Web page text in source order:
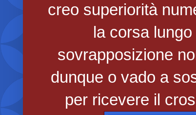
creo superiorità
la corsa
sovrapposizione
dunque o vado a
per ricevere il